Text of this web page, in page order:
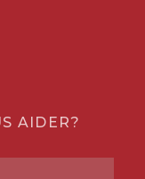
AIDER?